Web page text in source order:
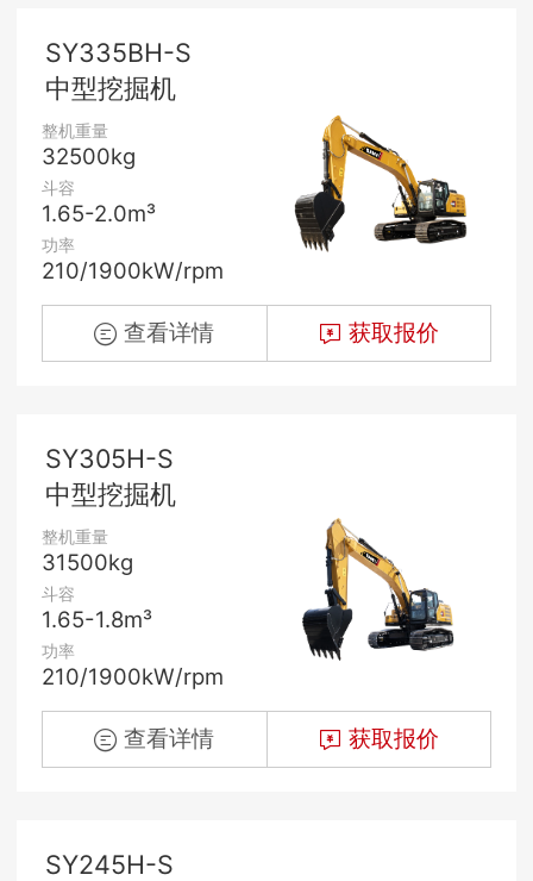
SY335BH-S
中型挖掘机
整机重量
32500kg
斗容
1.65-2.0m³
功率
210/1900kW/rpm
查看详情 获取报价
SY305H-S
中型挖掘机
整机重量
31500kg
斗容
1.65-1.8m³
功率
210/1900kW/rpm
查看详情 获取报价
SY245H-S